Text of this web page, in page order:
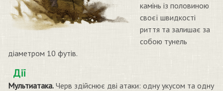
камінь із половиною
своєї швидкості
риття та залишає за
собою тунель
діаметром 10 футів.
Дії
Мультиатака. Черв здійснює дві атаки: одну укусом та одну